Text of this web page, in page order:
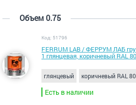
Объем 0.75
Код: 51796
FERRUM LAB / ФЕРРУМ ЛАБ
1 глянцевая, коричневый RAL
глянцевый коричневый RAL
Есть в наличии